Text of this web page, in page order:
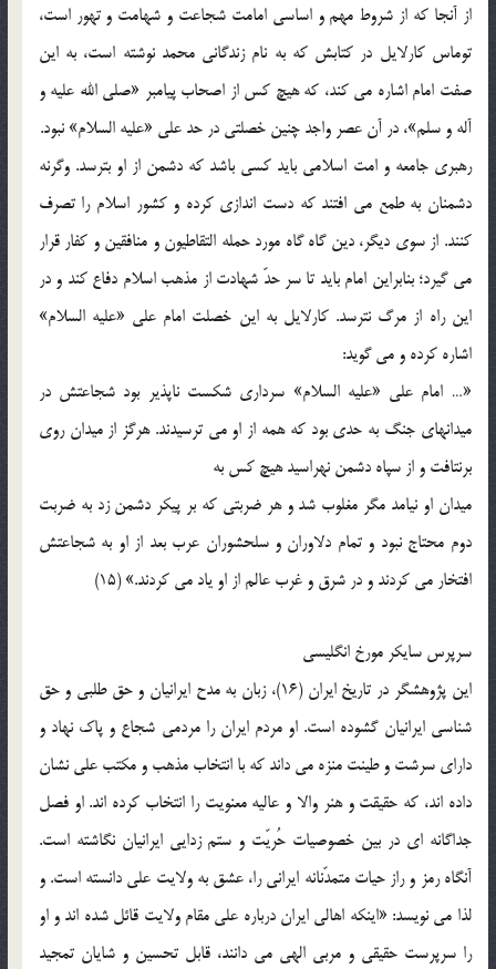
از آنجا که از شروط مهم و اساسی امامت شجاعت و شهامت و تهور است،
توماس کارلایل در کتابش که به نام زندگانی محمد نوشته است، به این
صفت امام اشاره می کند، که هیچ کس از اصحاب پیامبر «صلی الله علیه و
آله و سلم»، در آن عصر واجد چنین خصلتی در حد علی «علیه السلام» نبود.
رهبری جامعه و امت اسلامی باید کسی باشد که دشمن از او بترسد. وگرنه
دشمنان به طمع می افتند که دست اندازی کرده و کشور اسلام را تصرف
کنند. از سوی دیگر، دین گاه گاه مورد حمله التقاطیون و منافقین و کفار قرار
می گیرد؛ بنابراین امام باید تا سر حدّ شهادت از مذهب اسلام دفاع کند و در
این راه از مرگ نترسد. کارلایل به این خصلت امام علی «علیه السلام»
اشاره کرده و می گوید:
«… امام علی «علیه السلام» سرداری شکست ناپذیر بود شجاعتش در
میدانهای جنگ به حدی بود که همه از او می ترسیدند. هرگز از میدان روی
برنتافت و از سپاه دشمن نهراسید هیچ کس به
میدان او نیامد مگر مغلوب شد و هر ضربتی که بر پیکر دشمن زد به ضربت
دوم محتاج نبود و تمام دلاوران و سلحشوران عرب بعد از او به شجاعتش
افتخار می کردند و در شرق و غرب عالم از او یاد می کردند.» (15)
سرپرس سایکر مورخ انگلیسی
این پژوهشگر در تاریخ ایران (16)، زبان به مدح ایرانیان و حق طلبی و حق
شناسی ایرانیان گشوده است. او مردم ایران را مردمی شجاع و پاک نهاد و
دارای سرشت و طینت منزه می داند که با انتخاب مذهب و مکتب علی نشان
داده اند، که حقیقت و هنر والا و عالیه معنویت را انتخاب کرده اند. او فصل
جداگانه ای در بین خصوصیات حُریّت و ستم زدایی ایرانیان نگاشته است.
آنگاه رمز و راز حیات متمدّنانه ایرانی را، عشق به ولایت علی دانسته است. و
لذا می نویسد: «اینکه اهالی ایران درباره علی مقام ولایت قائل شده اند و او
را سرپرست حقیقی و مربی الهی می دانند، قابل تحسین و شایان تمجید